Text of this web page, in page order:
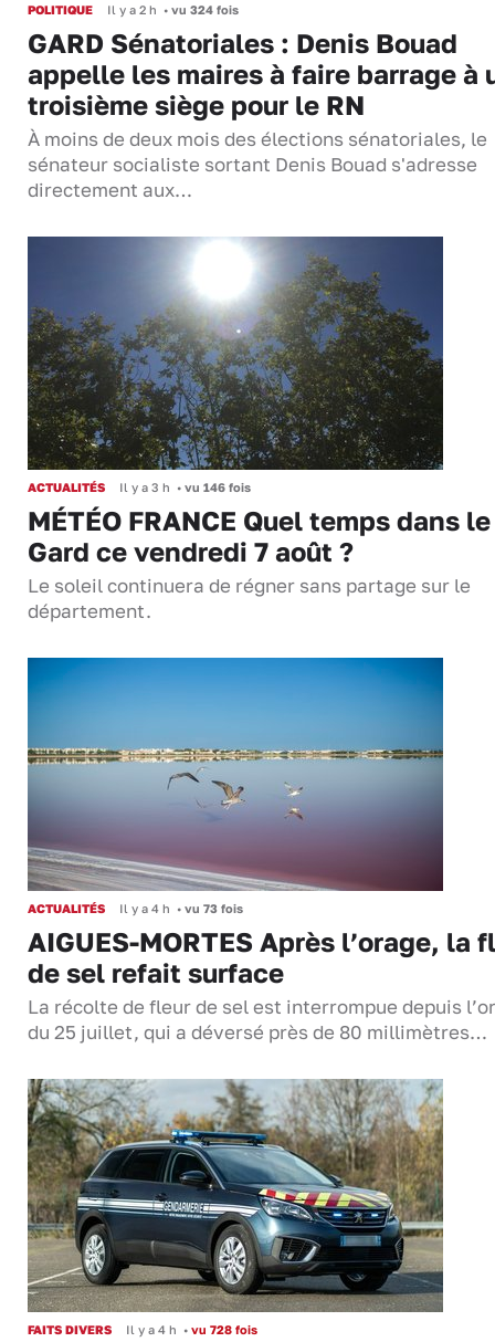
POLITIQUE Il y a 2 h • vu 324 fois
GARD Sénatoriales : Denis Bouad
appelle les maires à faire barrage à
troisième siège pour le RN
À moins de deux mois des élections sénatoriales, le
sénateur socialiste sortant Denis Bouad s'adresse
directement aux…
ACTUALITÉS Il y a 3 h • vu 146 fois
MÉTÉO FRANCE Quel temps dans le
Gard ce vendredi 7 août ?
Le soleil continuera de régner sans partage sur le
département.
ACTUALITÉS Il y a 4 h • vu 73 fois
AIGUES-MORTES Après l’orage, la
de sel refait surface
La récolte de fleur de sel est interrompue depuis
du 25 juillet, qui a déversé près de 80 millimètres…
FAITS DIVERS Il y a 4 h • vu 728 fois